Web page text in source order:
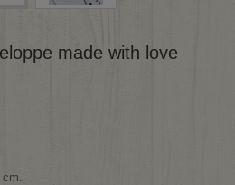
made with love
cm.